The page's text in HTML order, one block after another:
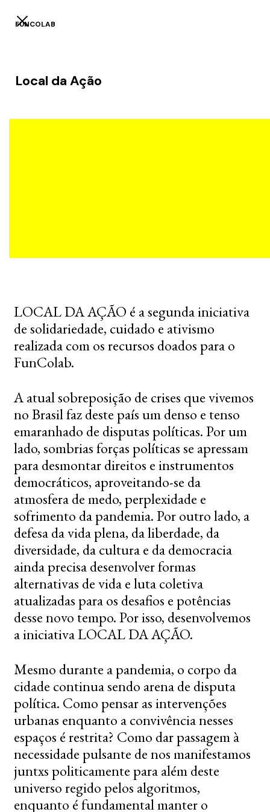
FUNCOLAB
Local da Ação
LOCAL DA AÇÃO é a segunda iniciativa
de solidariedade, cuidado e ativismo
realizada com os recursos doados para o
FunColab.
A atual sobreposição de crises que vivemos
no Brasil faz deste país um denso e tenso
emaranhado de disputas políticas. Por um
lado, sombrias forças políticas se apressam
para desmontar direitos e instrumentos
democráticos, aproveitando-se da
atmosfera de medo, perplexidade e
sofrimento da pandemia. Por outro lado, a
defesa da vida plena, da liberdade, da
diversidade, da cultura e da democracia
ainda precisa desenvolver formas
alternativas de vida e luta coletiva
atualizadas para os desafios e potências
desse novo tempo. Por isso, desenvolvemos
a iniciativa LOCAL DA AÇÃO.
Mesmo durante a pandemia, o corpo da
cidade continua sendo arena de disputa
política. Como pensar as intervenções
urbanas enquanto a convivência nesses
espaços é restrita? Como dar passagem à
necessidade pulsante de nos manifestamos
juntxs politicamente para além deste
universo regido pelos algoritmos,
enquanto é fundamental manter o